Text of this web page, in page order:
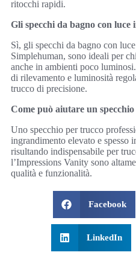
ritocchi rapidi.
Gli specchi da bagno con luce
Sì, gli specchi da bagno con
Simplehuman, sono ideali per
anche in ambienti poco
di rilevamento e luminosità
trucco di precisione.
Come può aiutare un
Uno specchio per trucco
ingrandimento elevato e spesso
risultando indispensabile per
l’Impressions Vanity sono
qualità e funzionalità.
Facebook
LinkedIn